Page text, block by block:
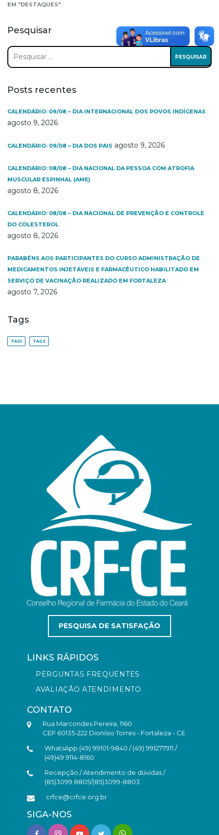
EM "DESTAQUES"
Pesquisar
Pesquisar
por:
Posts recentes
CALENDÁRIO: 09/08 – DIA INTERNACIONAL DOS POVOS INDÍGENAS
agosto 9, 2026
CALENDÁRIO: 09/08 – DIA DOS PAIS agosto 9, 2026
CALENDÁRIO: 08/08 – DIA NACIONAL DA PESSOA COM ATROFIA
MUSCULAR ESPINHAL (AME)
agosto 8, 2026
CALENDÁRIO: 08/08 – DIA NACIONAL DE PREVENÇÃO E CONTROLE
DO COLESTEROL
agosto 8, 2026
PARABÉNS AOS PARTICIPANTES DO CURSO ADMINISTRAÇÃO DE
MEDICAMENTOS INJETÁVEIS E FARMACÊUTICO HABILITADO EM
SERVIÇO DE VACINAÇÃO REALIZADO EM FORTALEZA
agosto 7, 2026
Tags
TAG1 TAG2
PESQUISA DE SATISFAÇÃO
LINKS RÁPIDOS
PERGUNTAS FREQUENTES
AVALIAÇÃO ATENDIMENTO
CONTATO
Rua Marcondes Pereira, 1160
CEP 60135-222 Dionísio Torres - Fortaleza - CE
WhatsApp (49) 99101-9840 / (49) 991277911 /
(49)49 9114-8160
Recepção / Atendimento de dúvidas /
(85)3099.8805/(85)3099-8803
crfce@crfce.org.br
SIGA-NOS